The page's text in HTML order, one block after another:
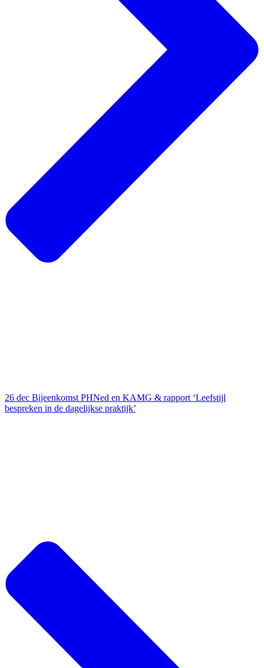
26 dec Bijeenkomst PHNed en KAMG & rapport ‘Leefstijl
bespreken in de dagelijkse praktijk’